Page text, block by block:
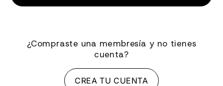
¿Compraste una membresía y no tienes
cuenta?
CREA TU CUENTA